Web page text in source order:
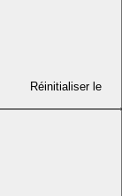
Réinitialiser le